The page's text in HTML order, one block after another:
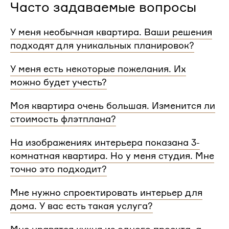
Часто задаваемые вопросы
У меня необычная квартира. Ваши решения
подходят для уникальных планировок?
планировки и учтем особенности вашей
квартиры.
У меня есть некоторые пожелания. Их
можно будет учесть?
согласуем с вами планировочное решение,
расстановку мебели и важные детали. Вы
дизайнером Flatplan
Моя квартира очень большая. Изменится ли
стоимость флэтплана?
площади. Однако если у вас многоэтажный дом
или квартира, нужно будет купить флэтплан для
каждого этажа.
На изображениях интерьера показана 3-
комнатная квартира. Но у меня студия. Мне
точно это подходит?
и учитываем все детали. Любой стиль интерьера
на нашем сайте может быть адаптирован для
Мне нужно спроектировать интерьер для
дома. У вас есть такая услуга?